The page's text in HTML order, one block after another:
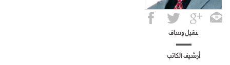
عقيل وساف
أرشيف الكاتب